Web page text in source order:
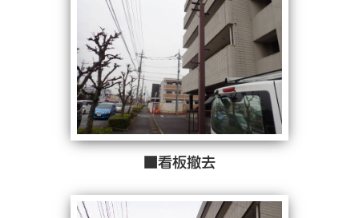
■看板撤去